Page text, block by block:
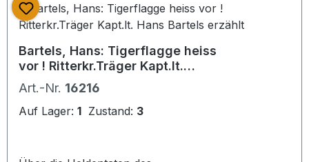
Nach dem Zusammenbruch,
Paperback, 14,5 x 21 cm, gut
Bartels, Hans: Tigerflagge heiss
vor ! Ritterkr.Träger Kapt.lt.
Hans Bartels erzählt
Art.-Nr. 16216
Auf Lager: 1 Zustand: 3